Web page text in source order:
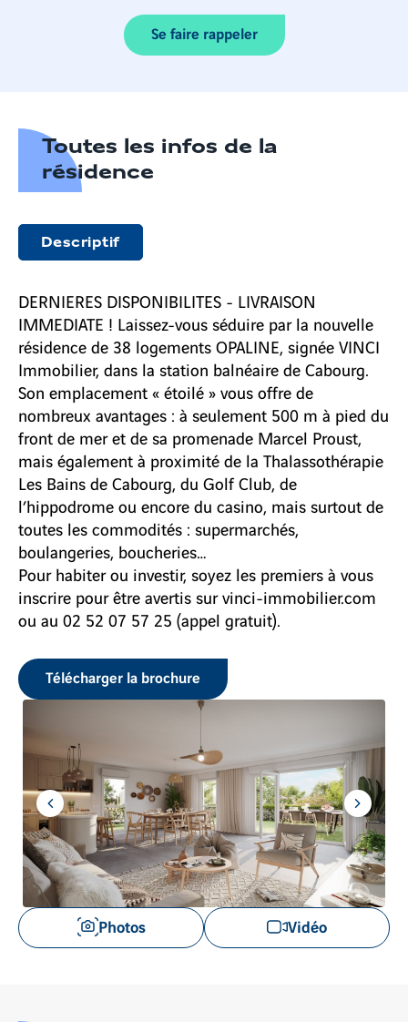
Se faire rappeler
Toutes les infos de la
résidence
Descriptif
DERNIERES DISPONIBILITES - LIVRAISON
IMMEDIATE ! Laissez-vous séduire par la nouvelle
résidence de 38 logements OPALINE, signée VINCI
Immobilier, dans la station balnéaire de Cabourg.
Son emplacement « étoilé » vous offre de
nombreux avantages : à seulement 500 m à pied du
front de mer et de sa promenade Marcel Proust,
mais également à proximité de la Thalassothérapie
Les Bains de Cabourg, du Golf Club, de
l’hippodrome ou encore du casino, mais surtout de
toutes les commodités : supermarchés,
boulangeries, boucheries…
Pour habiter ou investir, soyez les premiers à vous
inscrire pour être avertis sur vinci-immobilier.com
ou au 02 52 07 57 25 (appel gratuit).
Télécharger la brochure
Aller
à
l'item
précédent
Aller
l'item
suivant
Voir
les
Photos Vidéo